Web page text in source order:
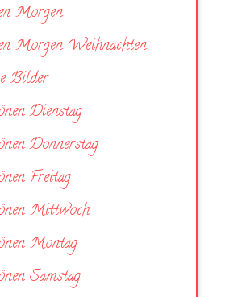
Morgen
Morgen Weihnachten
Bilder
Dienstag
Donnerstag
Freitag
Mittwoch
Montag
Samstag